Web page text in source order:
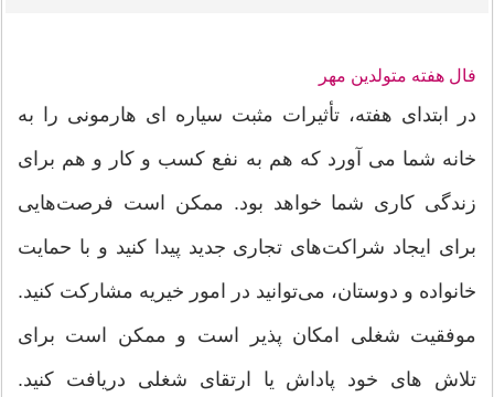
فال هفته متولدین مهر
در ابتدای هفته، تأثیرات مثبت سیاره ای هارمونی را به
خانه شما می آورد که هم به نفع کسب و کار و هم برای
زندگی کاری شما خواهد بود. ممکن است فرصت‌هایی
برای ایجاد شراکت‌های تجاری جدید پیدا کنید و با حمایت
خانواده و دوستان، می‌توانید در امور خیریه مشارکت کنید.
موفقیت شغلی امکان پذیر است و ممکن است برای
تلاش های خود پاداش یا ارتقای شغلی دریافت کنید.